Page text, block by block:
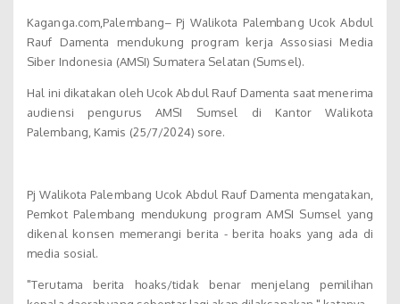
Kaganga.com,Palembang– Pj Walikota Palembang Ucok Abdul
Rauf Damenta mendukung program kerja Assosiasi Media
Siber Indonesia (AMSI) Sumatera Selatan (Sumsel).
Hal ini dikatakan oleh Ucok Abdul Rauf Damenta saat menerima
audiensi pengurus AMSI Sumsel di Kantor Walikota
Palembang, Kamis (25/7/2024) sore.
Pj Walikota Palembang Ucok Abdul Rauf Damenta mengatakan,
Pemkot Palembang mendukung program AMSI Sumsel yang
dikenal konsen memerangi berita - berita hoaks yang ada di
media sosial.
"Terutama berita hoaks/tidak benar menjelang pemilihan